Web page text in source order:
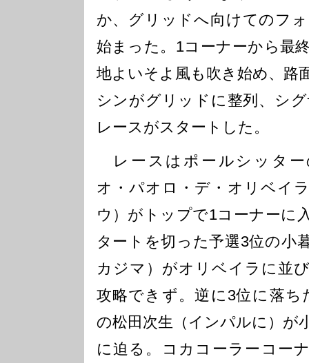
か、グリッドへ向けてのフ
始まった。1コーナーから最
地よいそよ風も吹き始め、路
シンがグリッドに整列、シ
レースがスタートした。
レースはポールシッター
オ・パオロ・デ・オリベイ
ウ）がトップで1コーナーに
タートを切った予選3位の小
カジマ）がオリベイラに並
攻略できず。逆に3位に落ち
の松田次生（インパルに）が
に迫る。コカコーラーコー